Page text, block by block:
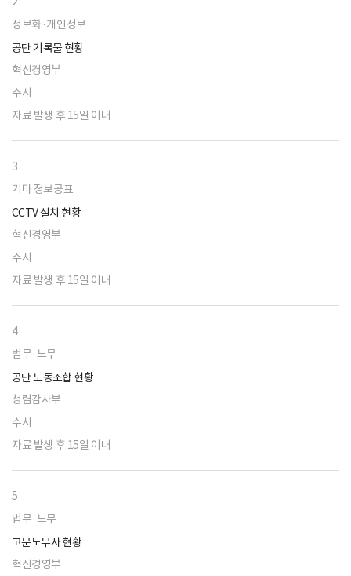
정보화·개인정보
공단 기록물 현황
혁신경영부
수시
자료 발생 후 15일 이내
3
기타 정보공표
CCTV 설치 현황
혁신경영부
수시
자료 발생 후 15일 이내
4
법무·노무
공단 노동조합 현황
청렴감사부
수시
자료 발생 후 15일 이내
5
법무·노무
고문노무사 현황
혁신경영부